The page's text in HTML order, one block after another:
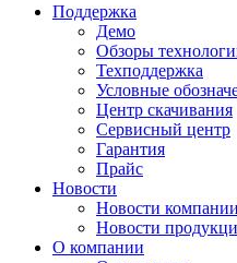
Поддержка
Демо
Обзоры
Техподдержка
Условные
Центр скачивания
Сервисный центр
Гарантия
Прайс
Новости
Новости компании
Новости
О компании